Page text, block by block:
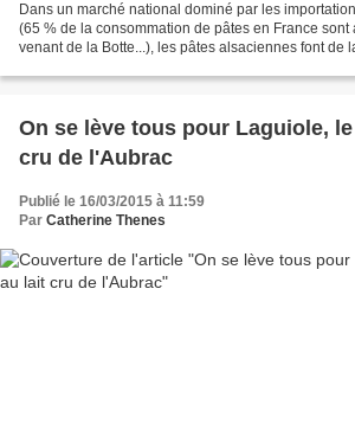
Dans un marché national dominé par les
(65 % de la consommation de pâtes en France sont
venant de la Botte...), les pâtes alsaciennes font de
On se lève tous pour Laguiole,
cru de l'Aubrac
Publié le 16/03/2015 à 11:59
Par Catherine Thenes